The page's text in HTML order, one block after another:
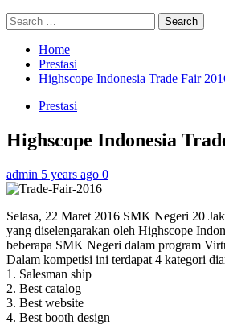
Search
for:
Home
Prestasi
Highscope Indonesia Trade Fair
Prestasi
Highscope Indonesia
admin 5 years ago 0
Selasa, 22 Maret 2016 SMK Negeri 20
yang diselengarakan oleh Highscope
beberapa SMK Negeri dalam program
Dalam kompetisi ini terdapat 4 kategori
1. Salesman ship
2. Best catalog
3. Best website
4. Best booth design